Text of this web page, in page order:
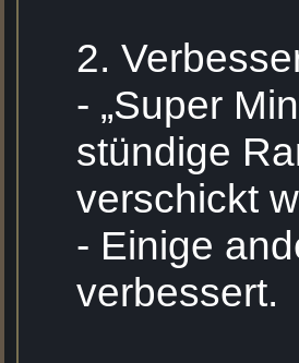
2.
- „Super
stündige
verschickt
- Einige
verbessert.